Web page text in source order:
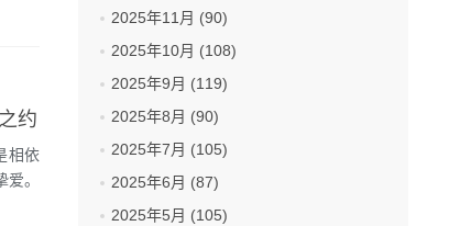
约
相依
。
2025年11月 (90)
2025年10月 (108)
2025年9月 (119)
2025年8月 (90)
2025年7月 (105)
2025年6月 (87)
2025年5月 (105)